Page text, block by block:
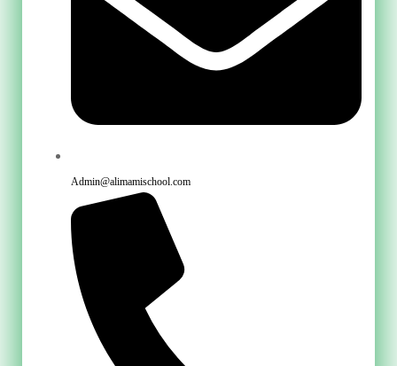
Admin@alimamischool.com